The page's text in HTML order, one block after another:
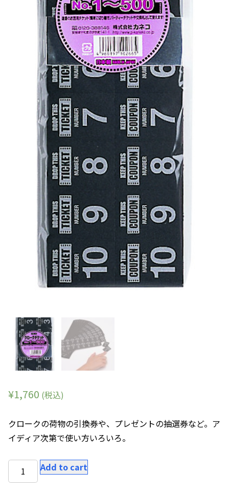
¥1,760 (税込)
クロークの荷物の引換券や、プレゼントの抽選券など。ア
イディア次第で使い方いろいろ。
ロ
Add to cart